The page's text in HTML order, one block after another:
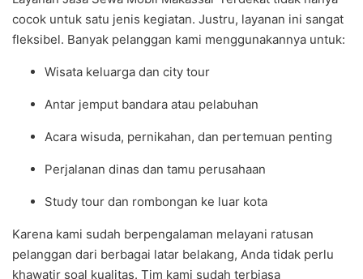
cocok untuk satu jenis kegiatan. Justru, layanan ini sangat
fleksibel. Banyak pelanggan kami menggunakannya untuk:
Wisata keluarga dan city tour
Antar jemput bandara atau pelabuhan
Acara wisuda, pernikahan, dan pertemuan penting
Perjalanan dinas dan tamu perusahaan
Study tour dan rombongan ke luar kota
Karena kami sudah berpengalaman melayani ratusan
pelanggan dari berbagai latar belakang, Anda tidak perlu
khawatir soal kualitas. Tim kami sudah terbiasa